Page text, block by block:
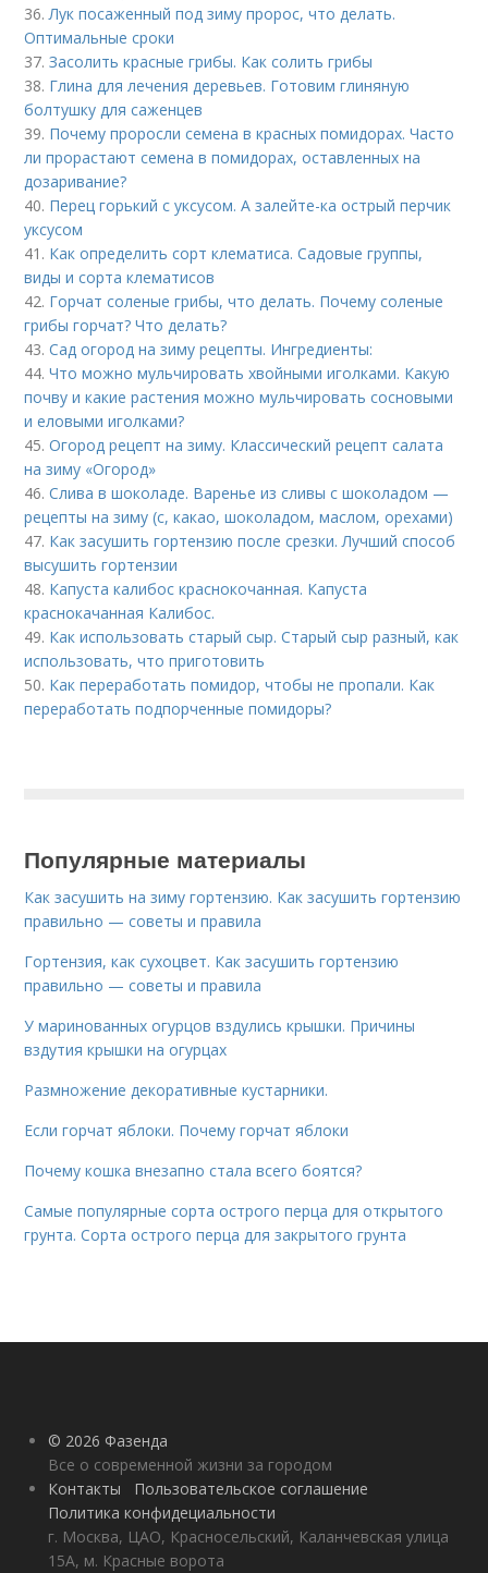
36.Лук посаженный под зиму пророс, что делать.
Оптимальные сроки
37.Засолить красные грибы. Как солить грибы
38. Глина для лечения деревьев. Готовим глиняную
болтушку для саженцев
39. Почему проросли семена в красных помидорах. Часто
ли прорастают семена в помидорах, оставленных на
дозаривание?
40. Перец горький с уксусом. А залейте-ка острый перчик
уксусом
41. Как определить сорт клематиса. Садовые группы,
виды и сорта клематисов
42. Горчат соленые грибы, что делать. Почему соленые
грибы горчат? Что делать?
43.Сад огород на зиму рецепты. Ингредиенты:
44.Что можно мульчировать хвойными иголками. Какую
почву и какие растения можно мульчировать сосновыми
и еловыми иголками?
45.Огород рецепт на зиму. Классический рецепт салата
на зиму «Огород»
46.Слива в шоколаде. Варенье из сливы с шоколадом —
рецепты на зиму (с, какао, шоколадом, маслом, орехами)
47. Как засушить гортензию после срезки. Лучший способ
высушить гортензии
48. Капуста калибос краснокочанная. Капуста
краснокачанная Калибос.
49. Как использовать старый сыр. Старый сыр разный, как
использовать, что приготовить
50. Как переработать помидор, чтобы не пропали. Как
переработать подпорченные помидоры?
Популярные материалы
Как засушить на зиму гортензию. Как засушить гортензию
правильно — советы и правила
Гортензия, как сухоцвет. Как засушить гортензию
правильно — советы и правила
У маринованных огурцов вздулись крышки. Причины
вздутия крышки на огурцах
Размножение декоративные кустарники.
Если горчат яблоки. Почему горчат яблоки
Почему кошка внезапно стала всего боятся?
Самые популярные сорта острого перца для открытого
грунта. Сорта острого перца для закрытого грунта
© 2026 Фазенда
Все о современной жизни за городом
Контакты
Пользовательское соглашение
Политика конфидециальности
г. Москва, ЦАО, Красносельский, Каланчевская улица
15А, м. Красные ворота